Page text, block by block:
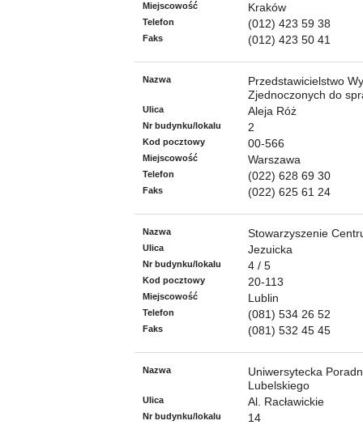
Miejscowość Kraków
Telefon (012) 423 59 38
Faks (012) 423 50 41
Nazwa
Przedstawicielstwo
Zjednoczonych do
Ulica Aleja Róż
Nr budynku/lokalu 2
Kod pocztowy 00-566
Miejscowość Warszawa
Telefon (022) 628 69 30
Faks (022) 625 61 24
Nazwa Stowarzyszenie
Ulica Jezuicka
Nr budynku/lokalu 4 / 5
Kod pocztowy 20-113
Miejscowość Lublin
Telefon (081) 534 26 52
Faks (081) 532 45 45
Nazwa
Uniwersytecka
Lubelskiego
Ulica Al. Racławickie
Nr budynku/lokalu 14